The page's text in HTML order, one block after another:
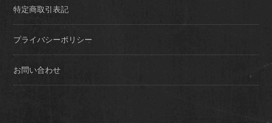
特定商取引表記
プライバシーポリシー
お問い合わせ